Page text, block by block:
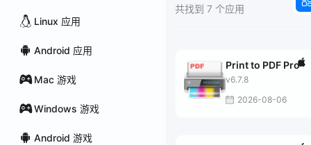
Linux 应用
Android 应用
Mac 游戏
Windows 游戏
Android 游戏
共找到 7 个应用
Print to PDF Pro
v6.7.8
2026-08-06